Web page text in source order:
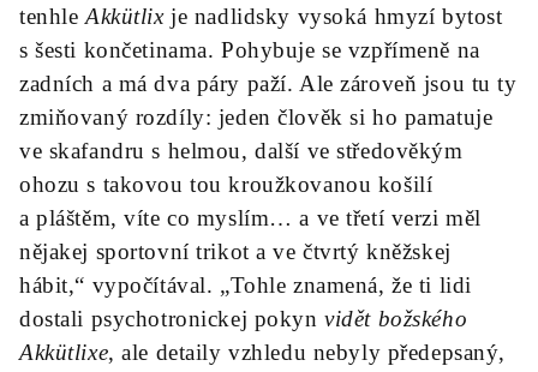
tenhle Akkütlixje nadlidsky vysoká hmyzí bytost
s šesti končetinama. Pohybuje se vzpřímeně na
zadních a má dva páry paží. Ale zároveň jsou tu ty
zmiňovaný rozdíly: jeden člověk si ho pamatuje
ve skafandru s helmou, další ve středověkým
ohozu s takovou tou kroužkovanou košilí
a pláštěm, víte co myslím… a ve třetí verzi měl
nějakej sportovní trikot a ve čtvrtý kněžskej
hábit,“ vypočítával. „Tohle znamená, že ti lidi
dostali psychotronickej pokynvidět božského
Akkütlixe, ale detaily vzhledu nebyly předepsaný,